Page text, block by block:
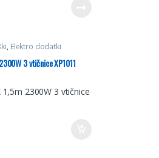
, Elektro dodatki
3 vtičnice XP1011